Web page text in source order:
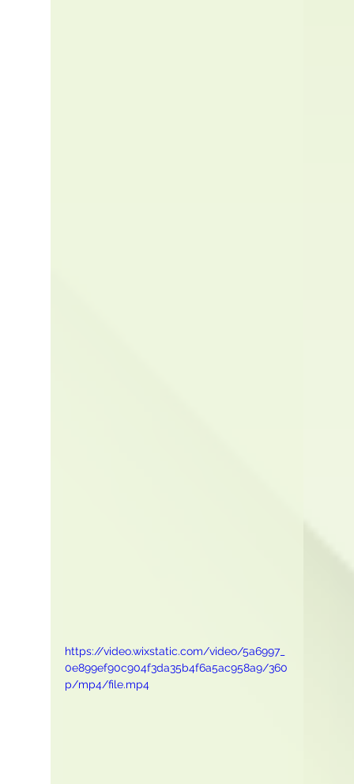
https://video.wixstatic.com/video/5a6997_
0e899ef90c904f3da35b4f6a5ac958a9/360
p/mp4/file.mp4